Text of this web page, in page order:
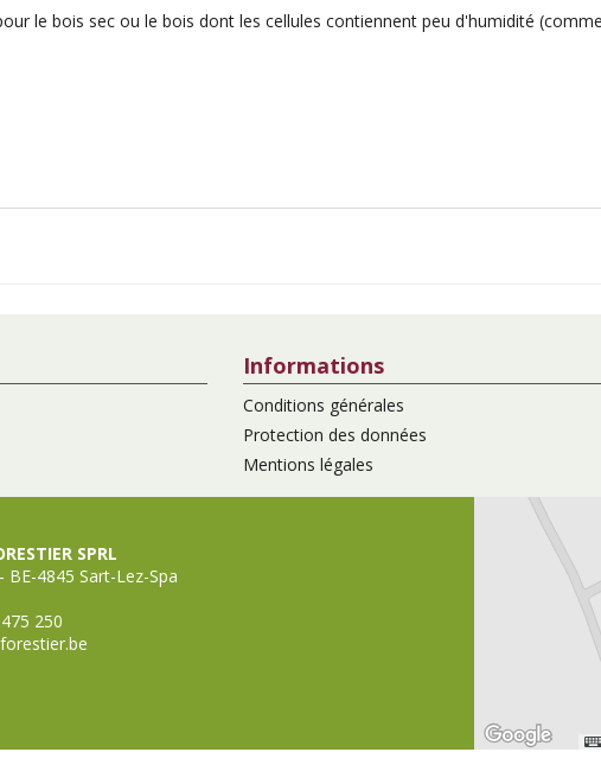
le bois sec ou le bois dont les cellules contiennent peu d'humidité
Informations
Conditions générales
Protection des données
Mentions légales
SPRL
BE-4845 Sart-Lez-Spa
250